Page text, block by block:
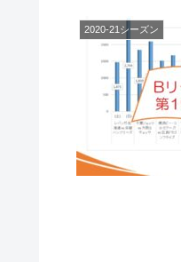
2020-21シーズン